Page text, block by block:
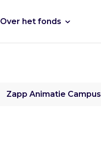
Over het fonds
Zapp Animatie Campus